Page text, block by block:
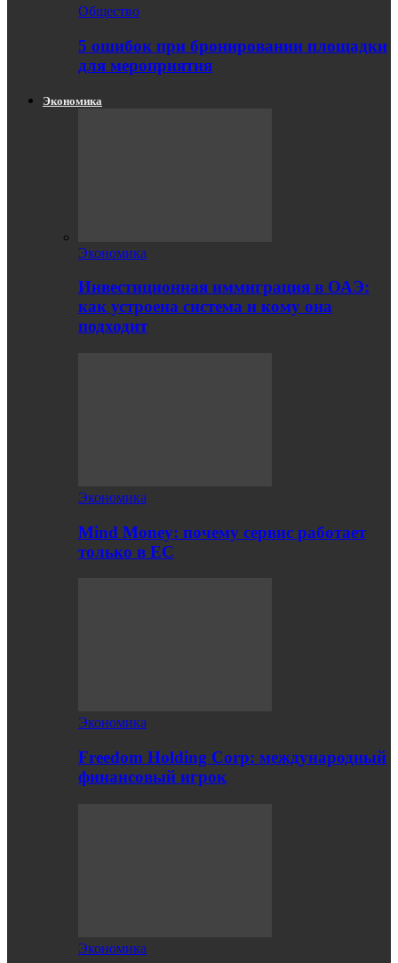
Общество
5 ошибок при бронировании площадки
для мероприятия
Экономика
Экономика
Инвестиционная иммиграция в ОАЭ:
как устроена система и кому она
подходит
Экономика
Mind Money: почему сервис работает
только в ЕС
Экономика
Freedom Holding Corp: международный
финансовый игрок
Экономика